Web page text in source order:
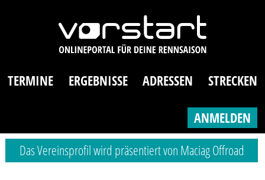
TERMINE ERGEBNISSE ADRESSEN STRECKEN
ANMELDEN
Das Vereinsprofil wird präsentiert von Maciag Offroad